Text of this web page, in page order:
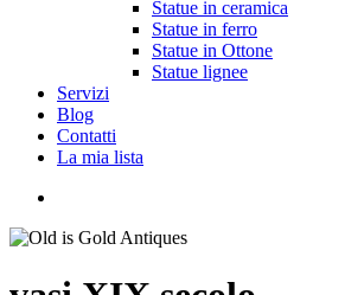
Statue in ceramica
Statue in ferro
Statue in Ottone
Statue lignee
Servizi
Blog
Contatti
La mia lista